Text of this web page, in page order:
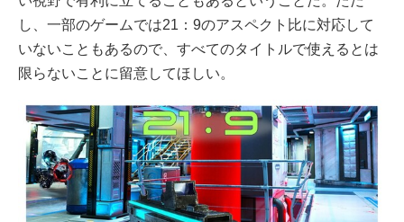
し、一部のゲームでは21：9のアスペクト比に対応して
いないこともあるので、すべてのタイトルで使えるとは
限らないことに留意してほしい。